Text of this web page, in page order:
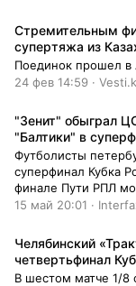
Стремительным
супертяжа из
Поединок прошел в
24 фев 14:59 ·
"Зенит" обыграл
"Балтики" в
Футболисты
суперфинал Кубка
финале Пути РПЛ
15 май 20:01 ·
Челябинский
четвертьфинал
В шестом матче 1/8